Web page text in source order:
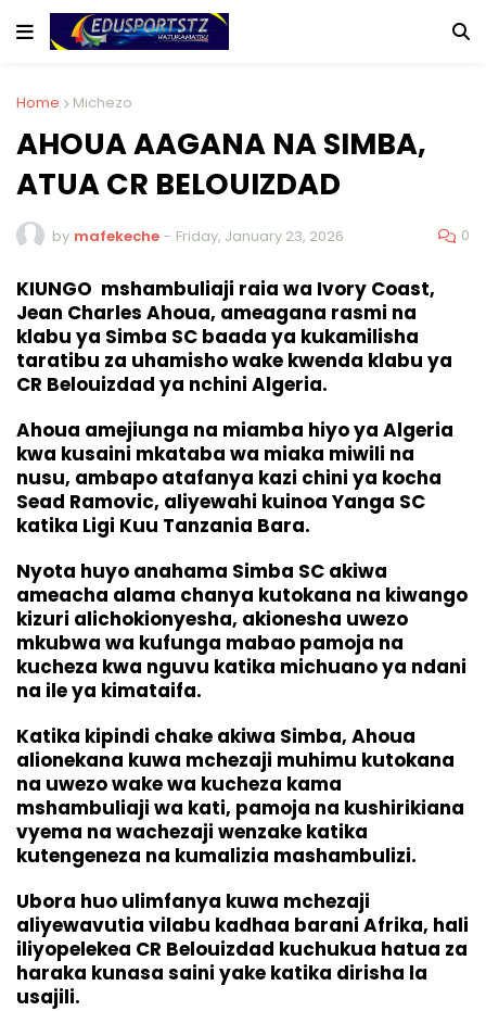
Home Michezo
AHOUA AAGANA NA SIMBA,
ATUA CR BELOUIZDAD
by mafekeche - Friday, January 23, 2026 0
KIUNGO mshambuliaji raia wa Ivory Coast,
Jean Charles Ahoua, ameagana rasmi na
klabu ya Simba SC baada ya kukamilisha
taratibu za uhamisho wake kwenda klabu ya
CR Belouizdad ya nchini Algeria.
Ahoua amejiunga na miamba hiyo ya Algeria
kwa kusaini mkataba wa miaka miwili na
nusu, ambapo atafanya kazi chini ya kocha
Sead Ramovic, aliyewahi kuinoa Yanga SC
katika Ligi Kuu Tanzania Bara.
Nyota huyo anahama Simba SC akiwa
ameacha alama chanya kutokana na kiwango
kizuri alichokionyesha, akionesha uwezo
mkubwa wa kufunga mabao pamoja na
kucheza kwa nguvu katika michuano ya ndani
na ile ya kimataifa.
Katika kipindi chake akiwa Simba, Ahoua
alionekana kuwa mchezaji muhimu kutokana
na uwezo wake wa kucheza kama
mshambuliaji wa kati, pamoja na kushirikiana
vyema na wachezaji wenzake katika
kutengeneza na kumalizia mashambulizi.
Ubora huo ulimfanya kuwa mchezaji
aliyewavutia vilabu kadhaa barani Afrika, hali
iliyopelekea CR Belouizdad kuchukua hatua za
haraka kunasa saini yake katika dirisha la
usajili.